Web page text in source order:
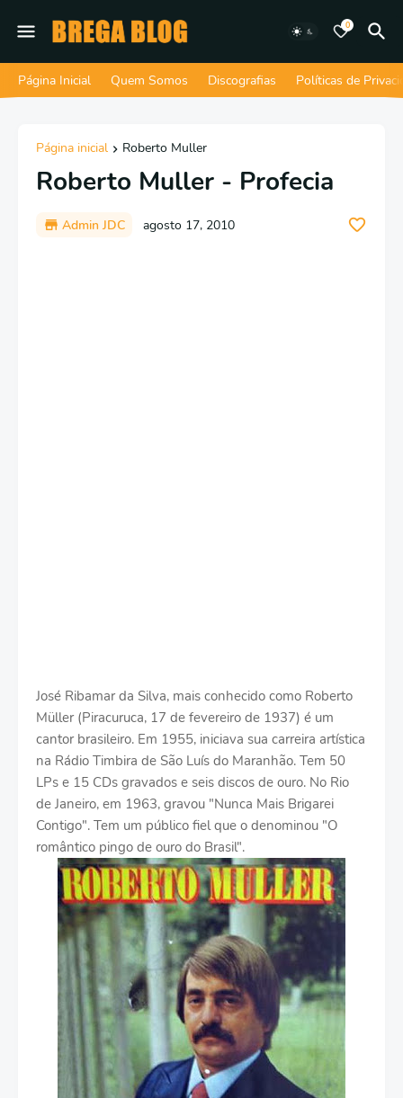
0
Página Inicial Quem Somos Discografias Políticas de
Página inicial Roberto Muller
Roberto Muller - Profecia
Admin JDC agosto 17, 2010
José Ribamar da Silva, mais conhecido como Roberto
Müller (Piracuruca, 17 de fevereiro de 1937) é um
cantor brasileiro. Em 1955, iniciava sua carreira artística
na Rádio Timbira de São Luís do Maranhão. Tem 50
LPs e 15 CDs gravados e seis discos de ouro. No Rio
de Janeiro, em 1963, gravou "Nunca Mais Brigarei
Contigo". Tem um público fiel que o denominou "O
romântico pingo de ouro do Brasil".